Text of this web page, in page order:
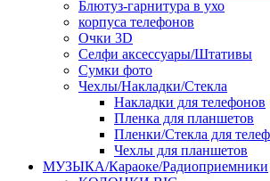
Блютуз-гарнитура в ухо
корпуса телефонов
Очки 3D
Селфи аксессуары/Штативы
Сумки фото
Чехлы/Накладки/Стекла
Накладки для телефонов
Пленка для планшетов
Пленки/Стекла для
Чехлы для планшетов
МУЗЫКА/Караоке/Радиоприемники